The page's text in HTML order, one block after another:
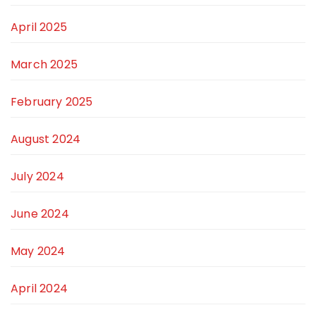
April 2025
March 2025
February 2025
August 2024
July 2024
June 2024
May 2024
April 2024